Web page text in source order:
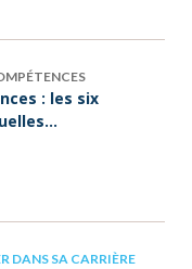
: les six
DANS SA CARRIÈRE